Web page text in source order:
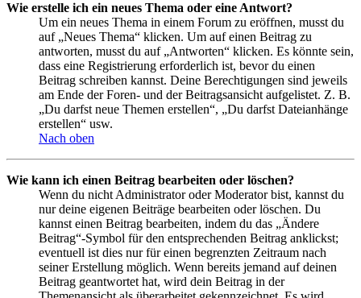
Wie erstelle ich ein neues Thema oder eine Antwort?
Um ein neues Thema in einem Forum zu eröffnen, musst du
auf „Neues Thema“ klicken. Um auf einen Beitrag zu
antworten, musst du auf „Antworten“ klicken. Es könnte sein,
dass eine Registrierung erforderlich ist, bevor du einen
Beitrag schreiben kannst. Deine Berechtigungen sind jeweils
am Ende der Foren- und der Beitragsansicht aufgelistet. Z. B.
„Du darfst neue Themen erstellen“, „Du darfst Dateianhänge
erstellen“ usw.
Nach oben
Wie kann ich einen Beitrag bearbeiten oder löschen?
Wenn du nicht Administrator oder Moderator bist, kannst du
nur deine eigenen Beiträge bearbeiten oder löschen. Du
kannst einen Beitrag bearbeiten, indem du das „Ändere
Beitrag“-Symbol für den entsprechenden Beitrag anklickst;
eventuell ist dies nur für einen begrenzten Zeitraum nach
seiner Erstellung möglich. Wenn bereits jemand auf deinen
Beitrag geantwortet hat, wird dein Beitrag in der